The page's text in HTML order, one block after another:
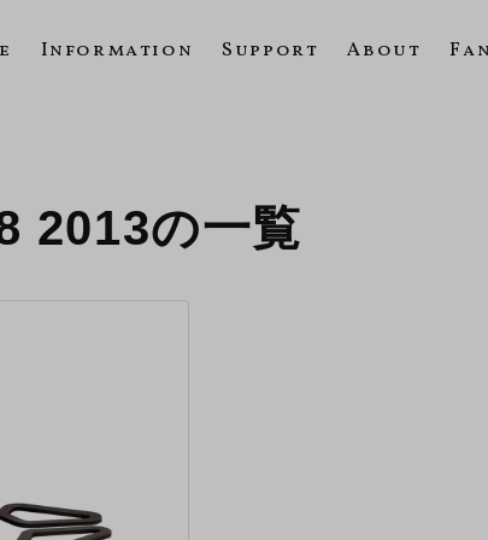
Information Support About
2013の一覧